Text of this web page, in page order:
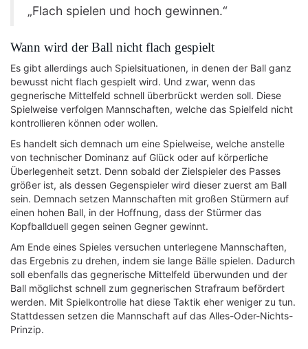
„Flach spielen und hoch gewinnen.“
Wann wird der Ball nicht flach gespielt
Es gibt allerdings auch Spielsituationen, in denen der Ball ganz
bewusst nicht flach gespielt wird. Und zwar, wenn das
gegnerische Mittelfeld schnell überbrückt werden soll. Diese
Spielweise verfolgen Mannschaften, welche das Spielfeld nicht
kontrollieren können oder wollen.
Es handelt sich demnach um eine Spielweise, welche anstelle
von technischer Dominanz auf Glück oder auf körperliche
Überlegenheit setzt. Denn sobald der Zielspieler des Passes
größer ist, als dessen Gegenspieler wird dieser zuerst am Ball
sein. Demnach setzen Mannschaften mit großen Stürmern auf
einen hohen Ball, in der Hoffnung, dass der Stürmer das
Kopfballduell gegen seinen Gegner gewinnt.
Am Ende eines Spieles versuchen unterlegene Mannschaften,
das Ergebnis zu drehen, indem sie lange Bälle spielen. Dadurch
soll ebenfalls das gegnerische Mittelfeld überwunden und der
Ball möglichst schnell zum gegnerischen Strafraum befördert
werden. Mit Spielkontrolle hat diese Taktik eher weniger zu tun.
Stattdessen setzen die Mannschaft auf das Alles-Oder-Nichts-
Prinzip.